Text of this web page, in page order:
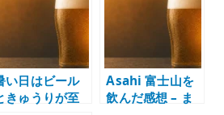
い日はビール
きゅうりが至
Asahi 富士山を
飲んだ感想 – ま